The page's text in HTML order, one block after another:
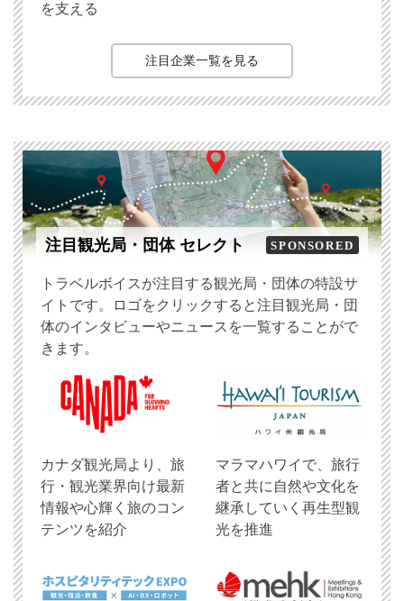
を支える
注目企業一覧を見る
注目観光局・団体 セレクト SPONSORED
トラベルボイスが注目する観光局・団体の特設サ
イトです。ロゴをクリックすると注目観光局・団
体のインタビューやニュースを一覧することがで
きます。
​カナダ観光局より、旅
行・観光業界向け最新
情報や心輝く旅のコン
テンツを紹介
マラマハワイで、旅行
者と共に自然や文化を
継承していく再生型観
光を推進